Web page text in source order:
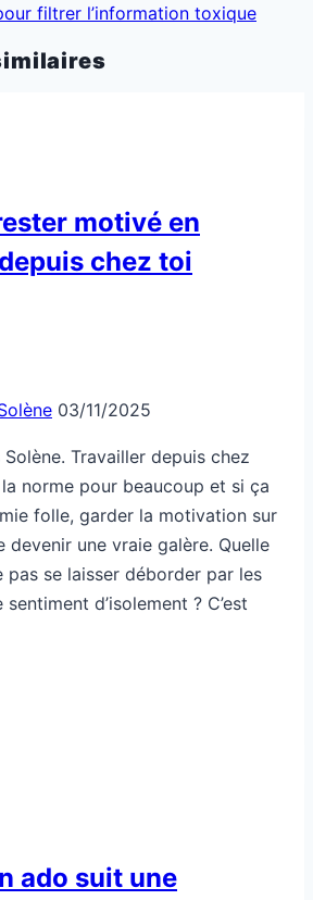
filtrer l’information toxique
motivé en
chez toi
03/11/2025
Travailler depuis chez
la norme pour beaucoup et si ça
folle, garder la motivation sur
devenir une vraie galère. Quelle
pas se laisser déborder par les
d’isolement ? C’est
ado suit une